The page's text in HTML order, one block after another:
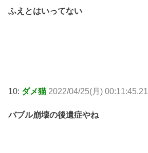
ふえとはいってない
10: ダメ猫 2022/04/25(月) 00:11:45.21
バブル崩壊の後遺症やね